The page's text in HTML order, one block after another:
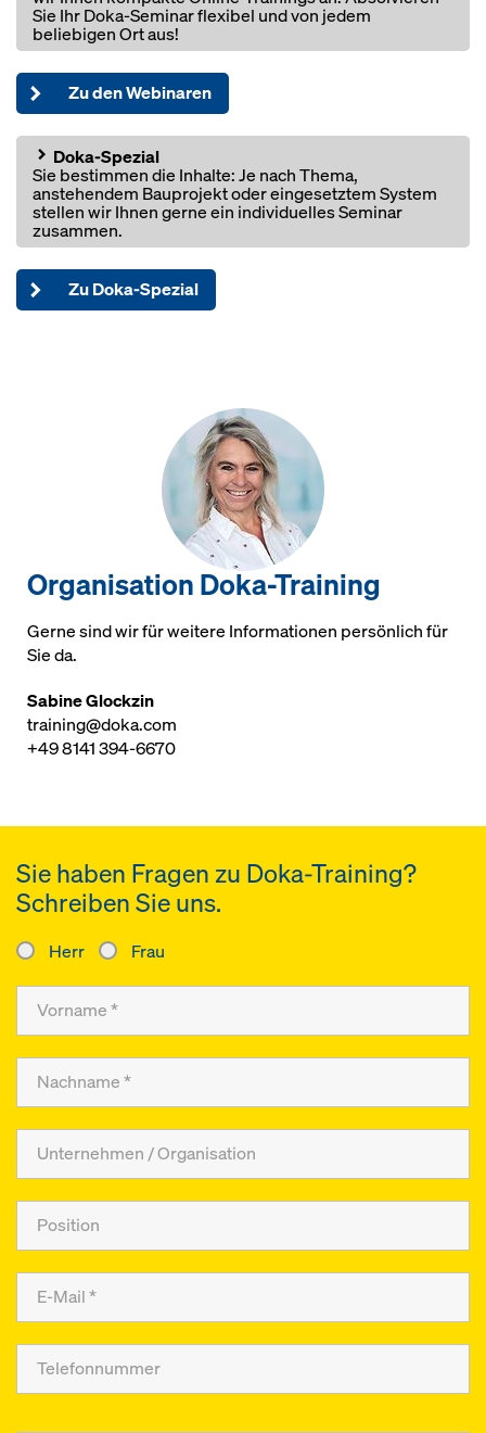
Sie Ihr Doka-Seminar flexibel und von jedem
beliebigen Ort aus!
Zu den Webinaren
Open
Doka-Spezial
Sie bestimmen die Inhalte: Je nach Thema,
anstehendem Bauprojekt oder eingesetztem System
stellen wir Ihnen gerne ein individuelles Seminar
zusammen.
Zu Doka-Spezial
Organisation Doka-Training
Gerne sind wir für weitere Informationen persönlich für
Sie da.
Sabine Glockzin
training@doka.com
+49 8141 394-6670
Sie haben Fragen zu Doka-Training?
Schreiben Sie uns.
Herr Frau